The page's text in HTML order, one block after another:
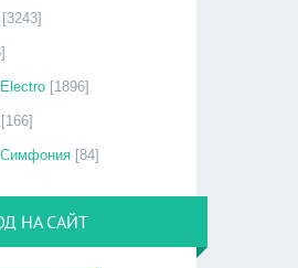
[3243]
[1896]
[166]
Симфония [84]
НА САЙТ